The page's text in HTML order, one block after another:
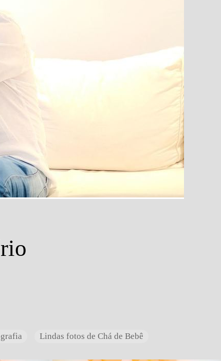
Lindas fotos de Chá de Bebê